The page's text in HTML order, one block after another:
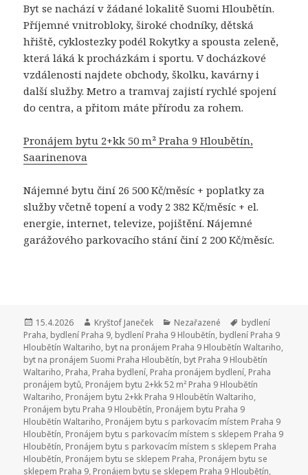
Byt se nachází v žádané lokalitě Suomi Hloubětín.
Příjemné vnitrobloky, široké chodníky, dětská
hřiště, cyklostezky podél Rokytky a spousta zeleně,
která láká k procházkám i sportu. V docházkové
vzdálenosti najdete obchody, školku, kavárny i
další služby. Metro a tramvaj zajistí rychlé spojení
do centra, a přitom máte přírodu za rohem.
Pronájem bytu 2+kk 50 m² Praha 9 Hloubětín,
Saarinenova
Nájemné bytu činí 26 500 Kč/měsíc + poplatky za
služby včetně topení a vody 2 382 Kč/měsíc + el.
energie, internet, televize, pojištění. Nájemné
garážového parkovacího stání činí 2 200 Kč/měsíc.
Publikováno:
15.4.2026 Autor:
Kryštof Janeček Rubriky:
Nezařazené Štítky:
bydlení
Praha, bydlení Praha 9, bydlení Praha 9 Hloubětín, bydlení Praha 9
Hloubětín Waltariho, byt na pronájem Praha 9 Hloubětín Waltariho,
byt na pronájem Suomi Praha Hloubětín, byt Praha 9 Hloubětín
Waltariho, Praha, Praha bydlení, Praha pronájem bydlení, Praha
pronájem bytů, Pronájem bytu 2+kk 52 m² Praha 9 Hloubětín
Waltariho, Pronájem bytu 2+kk Praha 9 Hloubětín Waltariho,
Pronájem bytu Praha 9 Hloubětín, Pronájem bytu Praha 9
Hloubětín Waltariho, Pronájem bytu s parkovacím místem Praha 9
Hloubětín, Pronájem bytu s parkovacím místem s sklepem Praha 9
Hloubětín, Pronájem bytu s parkovacím místem s sklepem Praha
Hloubětín, Pronájem bytu se sklepem Praha, Pronájem bytu se
sklepem Praha 9, Pronájem bytu se sklepem Praha 9 Hloubětín,